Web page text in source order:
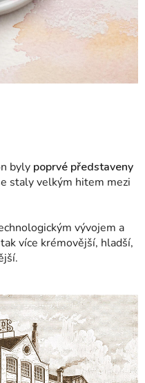
byly poprvé představeny
staly velkým hitem mezi
vývojem a
více krémovější, hladší,